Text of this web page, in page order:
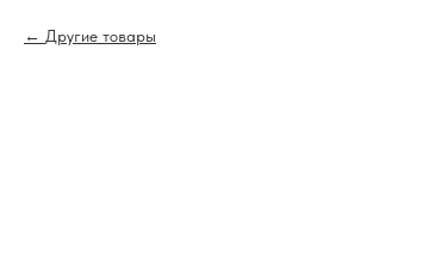
Другие товары